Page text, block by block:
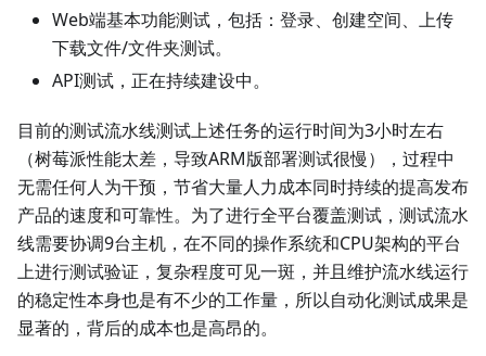
Web端基本功能测试，包括：登录、创建空间、上传
下载文件/文件夹测试。
API测试，正在持续建设中。
目前的测试流水线测试上述任务的运行时间为3小时左右
（树莓派性能太差，导致ARM版部署测试很慢），过程中
无需任何人为干预，节省大量人力成本同时持续的提高发布
产品的速度和可靠性。为了进行全平台覆盖测试，测试流水
线需要协调9台主机，在不同的操作系统和CPU架构的平台
上进行测试验证，复杂程度可见一斑，并且维护流水线运行
的稳定性本身也是有不少的工作量，所以自动化测试成果是
显著的，背后的成本也是高昂的。